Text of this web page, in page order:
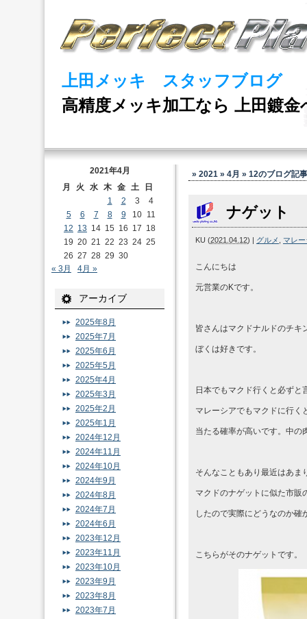
上田メッキ スタッフブログ
高精度メッキ加工なら 上田鍍金
» 2021 » 4月 » 12のブログ記事
ナゲット
KU (2021.04.12) | グルメ マレ
こんにちは
元営業のKです。
皆さんはマクドナルドのチキ
ぼくは好きです。
日本でもマクド行くと必ずと
マレーシアでもマクドに行く
当たる確率が高いです。中の
そんなこともあり最近はあま
マクドのナゲットに似た市販
したので実際にどうなのか確
こちらがそのナゲットです。
2021年4月
月
火 水 木 金 土
日
1
2 3
4
5
6 7 8 9 10 11
12 13 14 15 16 17 18
19 20 21 22 23 24 25
26 27 28 29 30
« 3月
4月 »
アーカイブ
2025年8月
2025年7月
2025年6月
2025年5月
2025年4月
2025年3月
2025年2月
2025年1月
2024年12月
2024年11月
2024年10月
2024年9月
2024年8月
2024年7月
2024年6月
2023年12月
2023年11月
2023年10月
2023年9月
2023年8月
2023年7月